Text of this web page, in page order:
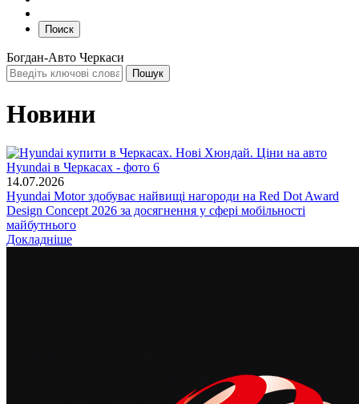
Поиск
Богдан-Авто Черкаси
Новини
14.07.2026
Hyundai Motor здобуває найвищі нагороди на Red Dot Award
Design Concept 2026 за досягнення у сфері мобільності
майбутнього
Докладніше